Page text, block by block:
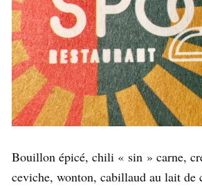
Bouillon épicé, chili « sin » carne,
ceviche, wonton, cabillaud au lait de